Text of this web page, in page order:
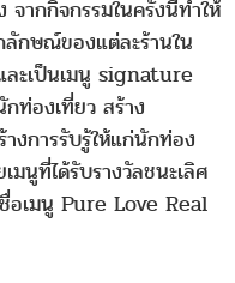
ากกิจกรรมในครั้งนี้ทำให้
ลักษณ์ของแต่ละร้านใน
ละเป็นเมนู signature
ท่องเที่ยว สร้าง
งการรับรู้ให้แก่นักท่อง
มนูที่ได้รับรางวัลชนะเลิศ
เมนู Pure Love Real